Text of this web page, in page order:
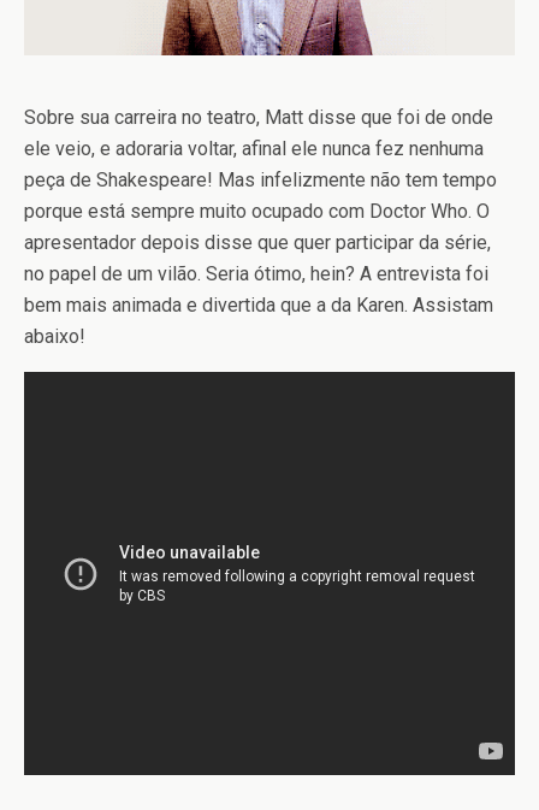
Sobre sua carreira no teatro, Matt disse que foi de onde
ele veio, e adoraria voltar, afinal ele nunca fez nenhuma
peça de Shakespeare! Mas infelizmente não tem tempo
porque está sempre muito ocupado com Doctor Who. O
apresentador depois disse que quer participar da série,
no papel de um vilão. Seria ótimo, hein? A entrevista foi
bem mais animada e divertida que a da Karen. Assistam
abaixo!